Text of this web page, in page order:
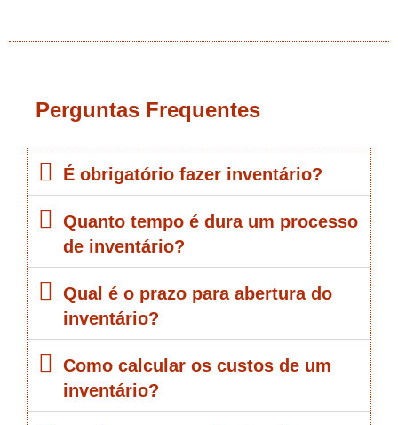
Perguntas Frequentes
É obrigatório fazer inventário?
Quanto tempo é dura um processo
de inventário?
Qual é o prazo para abertura do
inventário?
Como calcular os custos de um
inventário?